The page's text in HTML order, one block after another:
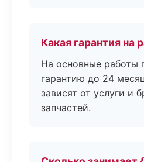
Какая гарантия на
На основные работы
гарантию до 24
зависят от услуги и
запчастей.